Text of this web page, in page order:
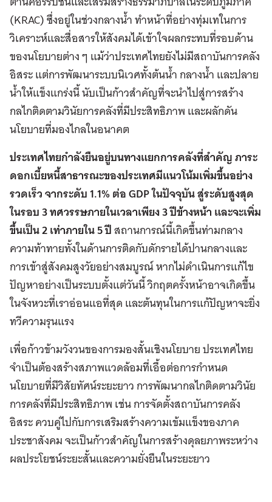
(KRAC) ซึ่งอยู่ในช่วงกลางน้ำ ทำหน้าที่อย่างทุ่มเทในการ
วิเคราะห์และสื่อสารให้สังคมได้เข้าใจผลกระทบที่รอบด้าน
ของนโยบายต่าง ๆ แม้ว่าประเทศไทยยังไม่มีสถาบันการคลัง
อิสระ แต่การพัฒนาระบบนิเวศทั้งต้นน้ำ กลางน้ำ และปลาย
น้ำให้แข็งแกร่งนี้ นับเป็นก้าวสำคัญที่จะนำไปสู่การสร้าง
กลไกติดตามวินัยการคลังที่มีประสิทธิภาพ และผลักดัน
นโยบายที่มองไกลในอนาคต
ประเทศไทยกำลังยืนอยู่บนทางแยกการคลังที่สำคัญ ภาระ
ดอกเบี้ยหนี้สาธารณะของประเทศมีแนวโน้มเพิ่มขึ้นอย่าง
รวดเร็ว จากระดับ 1.1% ต่อ GDP ในปัจจุบัน สู่ระดับสูงสุด
ในรอบ 3 ทศวรรษภายในเวลาเพียง 3 ปีข้างหน้า และจะเพิ่ม
ขึ้นเป็น 2 เท่าภายใน 5 ปีสถานการณ์นี้เกิดขึ้นท่ามกลาง
ความท้าทายทั้งในด้านการติดกับดักรายได้ปานกลางและ
การเข้าสู่สังคมสูงวัยอย่างสมบูรณ์ หากไม่ดำเนินการแก้ไข
ปัญหาอย่างเป็นระบบตั้งแต่วันนี้ วิกฤตครั้งหน้าอาจเกิดขึ้น
ในจังหวะที่เราอ่อนแอที่สุด และต้นทุนในการแก้ปัญหาจะยิ่ง
ทวีความรุนแรง
เพื่อก้าวข้ามวังวนของการมองสั้นเชิงนโยบาย ประเทศไทย
จำเป็นต้องสร้างสภาพแวดล้อมที่เอื้อต่อการกำหนด
นโยบายที่มีวิสัยทัศน์ระยะยาว การพัฒนากลไกติดตามวินัย
การคลังที่มีประสิทธิภาพ เช่น การจัดตั้งสถาบันการคลัง
อิสระ ควบคู่ไปกับการเสริมสร้างความเข้มแข็งของภาค
ประชาสังคม จะเป็นก้าวสำคัญในการสร้างดุลยภาพระหว่าง
ผลประโยชน์ระยะสั้นและความยั่งยืนในระยะยาว